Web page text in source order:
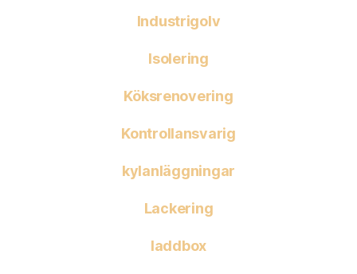
Industrigolv
Isolering
Köksrenovering
Kontrollansvarig
kylanläggningar
Lackering
laddbox